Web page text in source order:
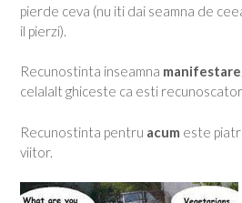
pierde ceva (nu iti dai seamna de
il pierzi).
Recunostinta inseamna manifestare
celalalt ghiceste ca esti
Recunostinta pentru acum este
viitor.